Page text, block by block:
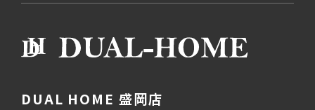
DUAL HOME 盛岡店